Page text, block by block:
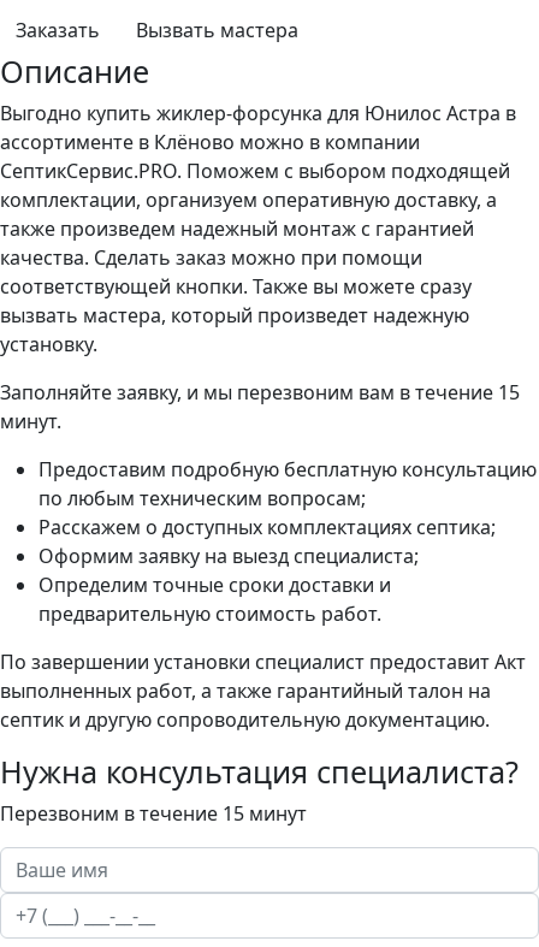
Заказать Вызвать мастера
Описание
Выгодно купить жиклер-форсунка для Юнилос Астра в
ассортименте в Клёново можно в компании
СептикСервис.PRO. Поможем с выбором подходящей
комплектации, организуем оперативную доставку, а
также произведем надежный монтаж с гарантией
качества. Сделать заказ можно при помощи
соответствующей кнопки. Также вы можете сразу
вызвать мастера, который произведет надежную
установку.
Заполняйте заявку, и мы перезвоним вам в течение 15
минут.
Предоставим подробную бесплатную консультацию
по любым техническим вопросам;
Расскажем о доступных комплектациях септика;
Оформим заявку на выезд специалиста;
Определим точные сроки доставки и
предварительную стоимость работ.
По завершении установки специалист предоставит Акт
выполненных работ, а также гарантийный талон на
септик и другую сопроводительную документацию.
Нужна консультация специалиста?
Перезвоним в течение 15 минут